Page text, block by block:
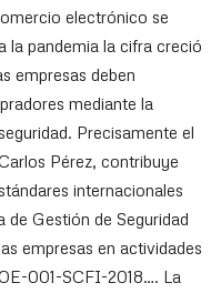
electrónico se
la pandemia la cifra creció
empresas deben
mediante la
Precisamente el
Pérez, contribuye
internacionales
Gestión de Seguridad
empresas en actividades
001-SCFI-2018…. La